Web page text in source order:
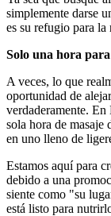
simplemente darse
es su refugio para
Solo una hora
A veces, lo que
oportunidad de
verdaderamente. En
sola hora de masaje
en uno lleno de
Estamos aquí para
debido a una
siente como "su
está listo para